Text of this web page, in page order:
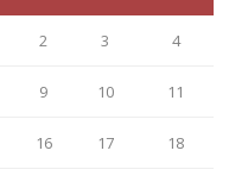
2 3 4
9 10 11
16 17 18